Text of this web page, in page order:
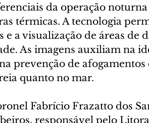
da operação noturna
térmicas. A tecnologia
e a visualização de áreas de
As imagens auxiliam na
prevenção de
quanto no mar.
Fabrício Frazatto dos
responsável pelo